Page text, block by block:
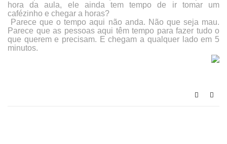
hora da aula, ele ainda tem tempo de ir tomar um
cafézinho e chegar a horas?
Parece que o tempo aqui não anda. Não que seja mau.
Parece que as pessoas aqui têm tempo para fazer tudo o
que querem e precisam. E chegam a qualquer lado em 5
minutos.